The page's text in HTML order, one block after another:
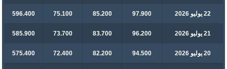
22 يوليو 2026 97.900
85.200
75.100
596.400
21 يوليو 2026 96.200
83.700
73.700
585.900
20 يوليو 2026 94.500
82.200
72.400
575.400